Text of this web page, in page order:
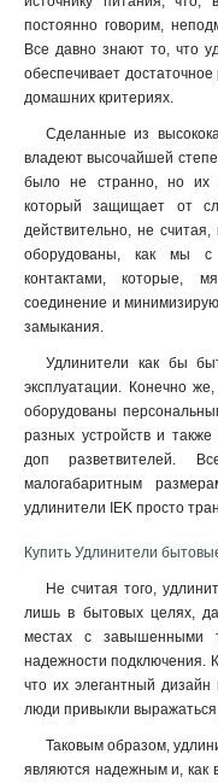
постоянно говорим,
Все давно знают то, что
обеспечивает
домашних критериях.
Сделанные из
владеют высочайшей
было не странно, но их
который защищает от
действительно, не
оборудованы, как мы с
контактами, которые,
соединение и
замыкания.
Удлинители как бы
эксплуатации. Конечно
оборудованы
разных устройств и также
доп разветвителей.
малогабаритным
удлинители IEK просто
Купить Удлинители
Не считая того,
лишь в бытовых целях,
местах с завышенными
надежности подключения.
что их элегантный дизайн
люди привыкли
Таковым образом,
являются надежным и, как